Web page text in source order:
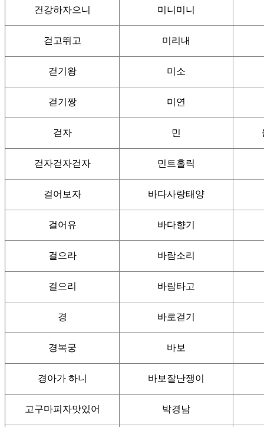
건강하자으니 미니미니
걷고뛰고 미리내
걷기왕 미소
걷기짱 미연
걷자 민
걷자걷자걷자 민트홀릭
걸어보자 바다사랑태양
걸어유 바다향기
걸으라 바람소리
걸으리 바람타고
경 바로걷기
경복궁 바보
경아가 하니 바보잘난쟁이
고구마피자맛있어 박경남